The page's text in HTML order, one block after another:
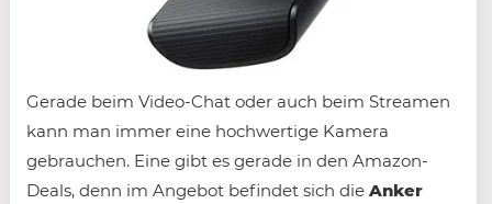
Gerade beim Video-Chat oder auch beim Streamen
kann man immer eine hochwertige Kamera
gebrauchen. Eine gibt es gerade in den Amazon-
Deals, denn im Angebot befindet sich die Anker